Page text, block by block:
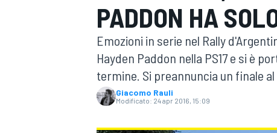
MOTOGP WEC
PADDON HA
Emozioni in serie nel Rally
Hayden Paddon nella PS17 e si è
termine. Si preannuncia un finale al
Giacomo Rauli
Modificato: 24 apr 2016, 15:09